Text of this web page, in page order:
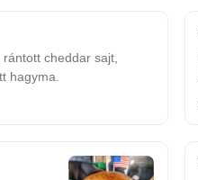
cheddar sajt,
hagyma.